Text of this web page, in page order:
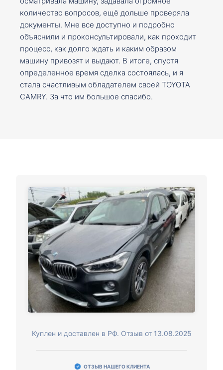
количество вопросов, ещё дольше проверяла
документы. Мне все доступно и подробно
объяснили и проконсультировали, как проходит
процесс, как долго ждать и каким образом
машину привозят и выдают. В итоге, спустя
определенное время сделка состоялась, и я
стала счастливым обладателем своей TOYOTA
CAMRY. За что им большое спасибо.
Куплен и доставлен в РФ. Отзыв от 13.08.2025
ОТЗЫВ НАШЕГО КЛИЕНТА